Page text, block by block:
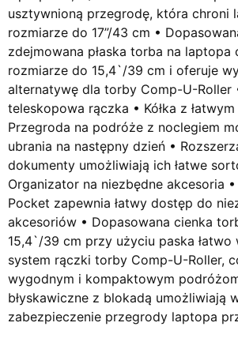
usztywnioną przegrodę, która chroni
rozmiarze do 17”/43 cm •
zdejmowana płaska torba na laptopa
rozmiarze do 15,4`/39 cm i oferuje
alternatywę dla torby Comp-U-Roller
teleskopowa rączka • Kółka z
Przegroda na podróże z noclegiem
ubrania na następny dzień •
dokumenty umożliwiają ich łatwe
Organizator na niezbędne akcesoria
Pocket zapewnia łatwy dostęp do
akcesoriów • Dopasowana cienka
15,4`/39 cm przy użyciu paska łatwo
system rączki torby Comp-U-Roller,
wygodnym i kompaktowym
błyskawiczne z blokadą umożliwiają
zabezpieczenie przegrody laptopa